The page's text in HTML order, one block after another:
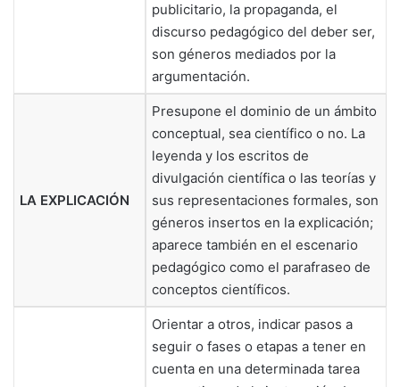
publicitario, la propaganda, el
discurso pedagógico del deber ser,
son géneros mediados por la
argumentación.
LA EXPLICACIÓN
Presupone el dominio de un ámbito
conceptual, sea científico o no. La
leyenda y los escritos de
divulgación científica o las teorías y
sus representaciones formales, son
géneros insertos en la explicación;
aparece también en el escenario
pedagógico como el parafraseo de
conceptos científicos.
Orientar a otros, indicar pasos a
seguir o fases o etapas a tener en
cuenta en una determinada tarea